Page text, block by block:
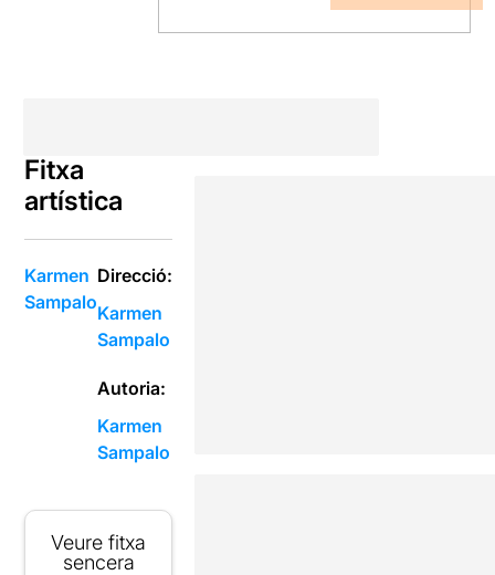
Fitxa
artística
Karmen
Sampalo
Direcció:
Karmen
Sampalo
Autoria:
Karmen
Sampalo
Veure fitxa
sencera